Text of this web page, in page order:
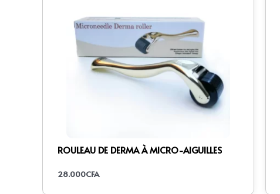
ROULEAU DE DERMA À MICRO-AIGUILLES
28.000CFA